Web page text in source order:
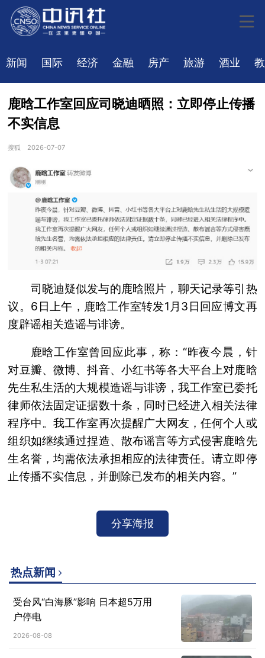
新闻 国际 经济 金融 房产 旅游 酒业
鹿晗工作室回应司晓迪晒照：立即停止传播
不实信息
搜狐 2026-07-07
司晓迪疑似发与的鹿晗照片，聊天记录等引热
议。6日上午，鹿晗工作室转发1月3日回应博文再
度辟谣相关造谣与诽谤。
鹿晗工作室曾回应此事，称：“昨夜今晨，针
对豆瓣、微博、抖音、小红书等各大平台上对鹿晗
先生私生活的大规模造谣与诽谤，我工作室已委托
律师依法固定证据数十条，同时已经进入相关法律
程序中。我工作室再次提醒广大网友，任何个人或
组织如继续通过捏造、散布谣言等方式侵害鹿晗先
生名誉，均需依法承担相应的法律责任。请立即停
止传播不实信息，并删除已发布的相关内容。”
分享海报
热点新闻
受台风“白海豚”影响 日本超5万用
户停电
2026-08-08